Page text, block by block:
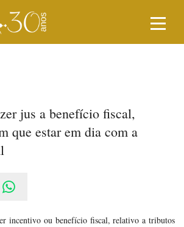
jus a benefício fiscal,
que estar em dia com a
incentivo ou benefício fiscal, relativo a tributos